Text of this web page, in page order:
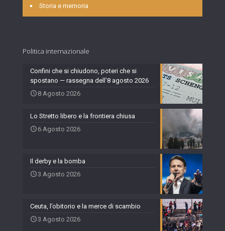
Storia e memoria
Politica internazionale
Confini che si chiudono, poteri che si
spostano — rassegna dell’8 agosto 2026
8 Agosto 2026
Lo Stretto libero e la frontiera chiusa
6 Agosto 2026
Il derby e la bomba
3 Agosto 2026
Ceuta, l’obitorio e la merce di scambio
3 Agosto 2026